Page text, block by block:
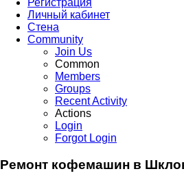
Регистрация
Личный кабинет
Стена
Community
Join Us
Common
Members
Groups
Recent Activity
Actions
Login
Forgot Login
Ремонт кофемашин в